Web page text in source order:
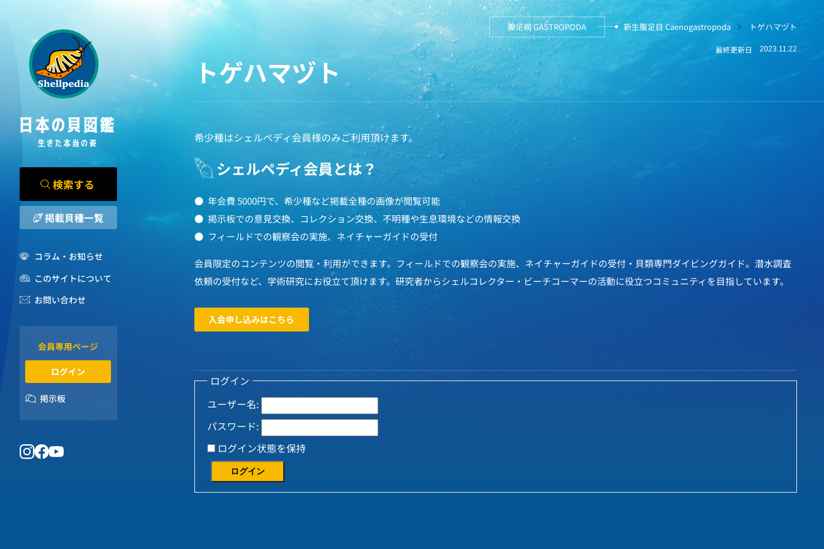
検索する
掲載貝種一覧
コラム・お知らせ
このサイトについて
お問い合わせ
会員専用ページ
ログイン
掲示板
腹足綱 GASTROPODA 新生腹足目 Caenogastropoda トゲハマヅト
最終更新日 2023.11.22
トゲハマヅト
希少種はシェルペディ会員様のみご利用頂けます。
シェルペディ会員とは？
年会費 5000円で、希少種など掲載全種の画像が閲覧可能
掲示板での意見交換、コレクション交換、不明種や生息環境などの情報交換
フィールドでの観察会の実施、ネイチャーガイドの受付
会員限定のコンテンツの閲覧・利用ができます。フィールドでの観察会の実施、ネイチャーガイドの受付・貝類専門ダイビングガイド。潜水調査
依頼の受付など、学術研究にお役立て頂けます。研究者からシェルコレクター・ビーチコーマーの活動に役立つコミュニティを目指しています。
入会申し込みはこちら
ログイン
ユーザー名:
パスワード:
ログイン状態を保持
ログイン